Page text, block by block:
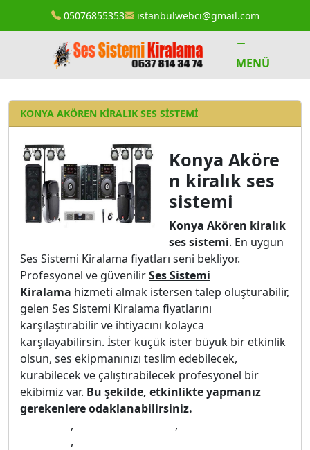
05076855353 istanbulwebci@gmail.com
MENÜ
KONYA AKÖREN KIRALIK SES SISTEMI
Konya Aköre
n kiralık ses
sistemi
Konya Akören kiralık
ses sistemi. En uygun
Ses Sistemi Kiralama fiyatları seni bekliyor.
Profesyonel ve güvenilirSes Sistemi
Kiralama hizmeti almak istersen talep oluşturabilir,
gelen Ses Sistemi Kiralama fiyatlarını
karşılaştırabilir ve ihtiyacını kolayca
karşılayabilirsin. İster küçük ister büyük bir etkinlik
olsun, ses ekipmanınızı teslim edebilecek,
kurabilecek ve çalıştırabilecek profesyonel bir
ekibimiz var. Bu şekilde, etkinlikte yapmanız
gerekenlere odaklanabilirsiniz.
, ,
,